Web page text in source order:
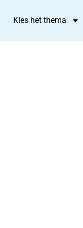
Kies het thema